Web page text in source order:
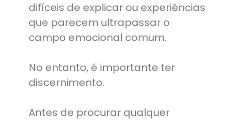
difíceis de explicar ou experiências
que parecem ultrapassar o
campo emocional comum.
No entanto, é importante ter
discernimento.
Antes de procurar qualquer